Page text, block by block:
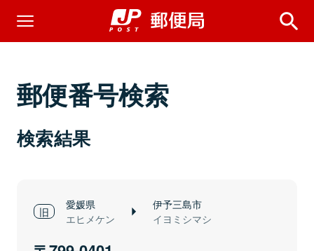
郵便番号検索
検索結果
愛媛県
エヒメケン
伊予三島市
イヨミシマシ